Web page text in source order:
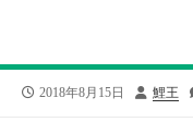
公
2018年8月15日
投
鯉王